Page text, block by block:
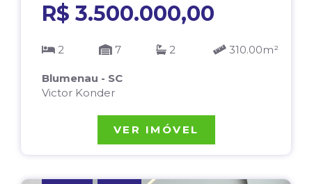
R$ 3.500.000,00
2 7 2 310.00m²
Blumenau - SC
Victor Konder
VER IMÓVEL